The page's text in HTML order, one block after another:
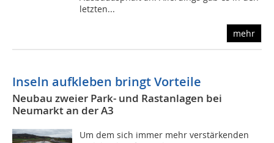
letzten...
mehr
Inseln aufkleben bringt Vorteile
Neubau zweier Park- und Rastanlagen bei
Neumarkt an der A3
Um dem sich immer mehr verstärkenden